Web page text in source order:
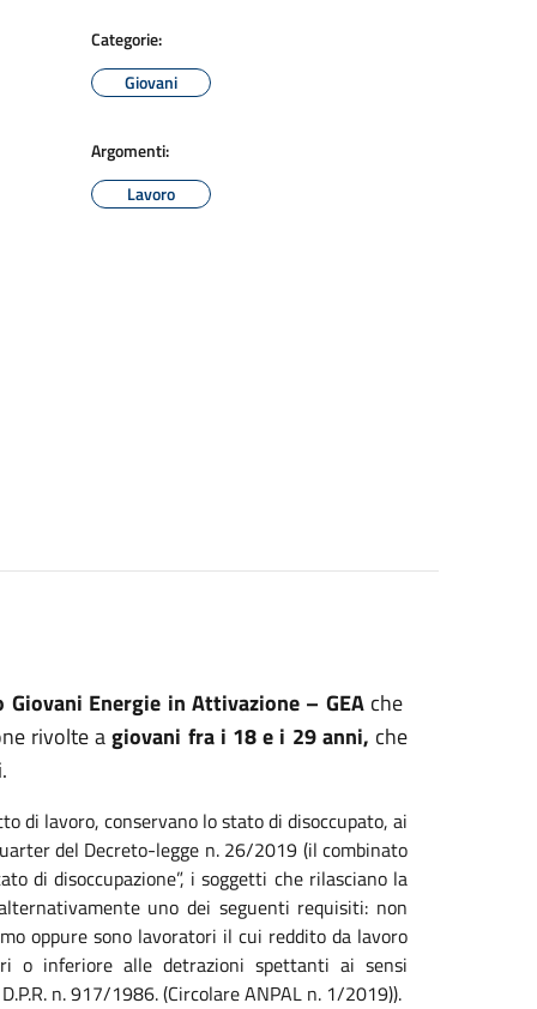
Categorie:
Giovani
Argomenti:
Lavoro
Giovani Energie in Attivazione – GEA che
rivolte agiovani fra i 18 e i 29 anni, che
di lavoro, conservano lo stato di disoccupato, ai
del Decreto-legge n. 26/2019 (il combinato
di disoccupazione”, i soggetti che rilasciano la
uno dei seguenti requisiti: non
oppure sono lavoratori il cui reddito da lavoro
o inferiore alle detrazioni spettanti ai sensi
n. 917/1986. (Circolare ANPAL n. 1/2019)).